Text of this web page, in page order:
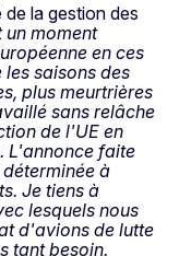
de la gestion des
un moment
en ces
saisons des
plus meurtrières
sans relâche
de l'UE en
L'annonce faite
à
Je tiens à
lesquels nous
d'avions de lutte
tant besoin.